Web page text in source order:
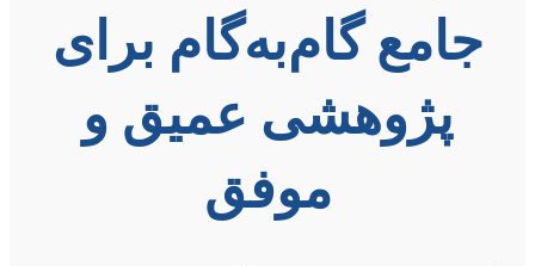
جامع گام‌به‌گام برای
پژوهشی عمیق و
موفق